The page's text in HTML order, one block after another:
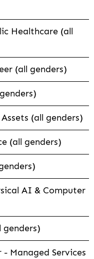
Healthcare (all
(all genders)
(all genders)
(all genders)
AI & Computer
genders)
Managed Services